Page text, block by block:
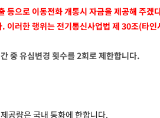
등으로 이동전화 개통시 자금을 제공해 주
이러한 행위는 전기통신사업법 제 30조(타
중 유심변경 횟수를 2회로 제한합니다.
공량은 국내 통화에 한합니다.